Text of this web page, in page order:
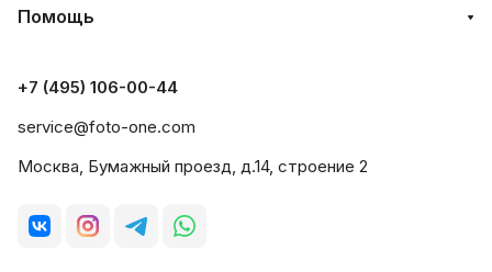
Помощь
+7 (495) 106-00-44
service@foto-one.com
Москва, Бумажный проезд, д.14, строение 2